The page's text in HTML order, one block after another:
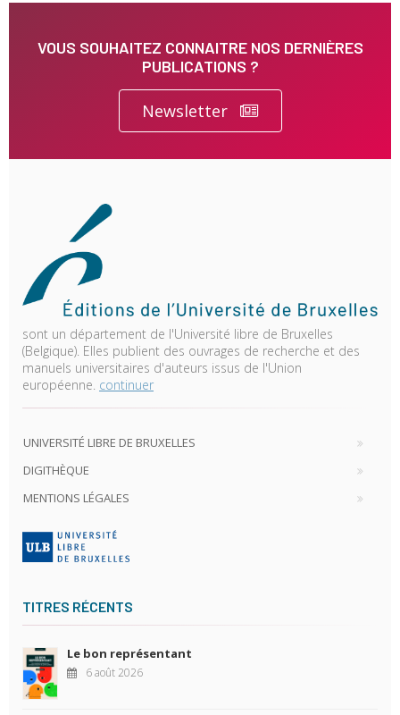
VOUS SOUHAITEZ CONNAITRE NOS DERNIÈRES
PUBLICATIONS ?
Newsletter
sont un département de l'Université libre de Bruxelles
(Belgique). Elles publient des ouvrages de recherche et des
manuels universitaires d'auteurs issus de l'Union
européenne. continuer
UNIVERSITÉ LIBRE DE BRUXELLES
DIGITHÈQUE
MENTIONS LÉGALES
TITRES RÉCENTS
Le bon représentant
6 août 2026